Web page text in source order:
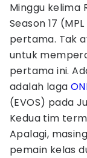
Minggu kelima
Season 17
pertama. Tak
untuk
pertama ini.
adalah laga
(EVOS) pada
Kedua tim
Apalagi,
pemain kelas